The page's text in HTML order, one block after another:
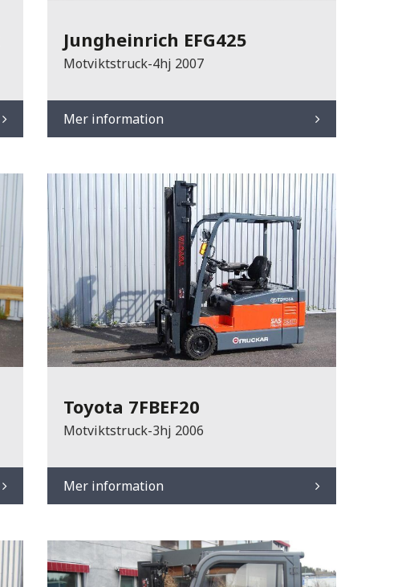
Jungheinrich EFG425
Motviktstruck-4hj 2007
Mer information
Toyota 7FBEF20
Motviktstruck-3hj 2006
Mer information